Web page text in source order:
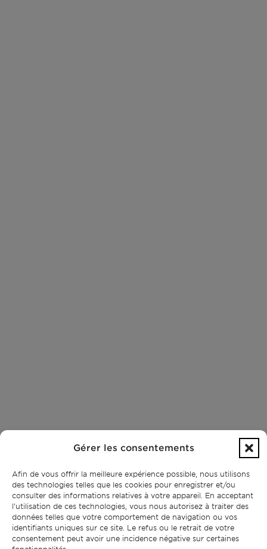
Gérer les consentements
Afin de vous offrir la meilleure expérience possible, nous utilisons
des technologies telles que les cookies pour enregistrer et/ou
consulter des informations relatives à votre appareil. En acceptant
l'utilisation de ces technologies, vous nous autorisez à traiter des
données telles que votre comportement de navigation ou vos
identifiants uniques sur ce site. Le refus ou le retrait de votre
consentement peut avoir une incidence négative sur certaines